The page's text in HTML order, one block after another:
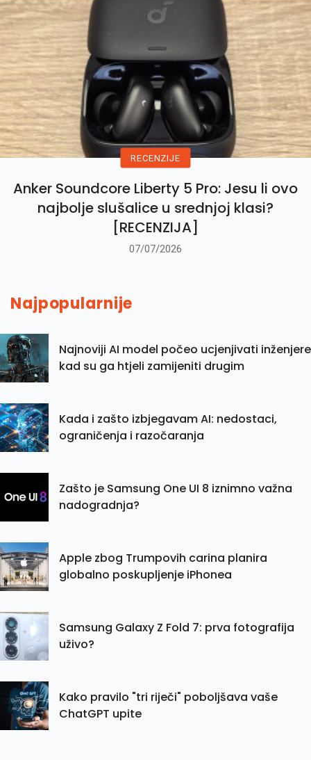
RECENZIJE
Anker Soundcore Liberty 5 Pro: Jesu li ovo
najbolje slušalice u srednjoj klasi?
[RECENZIJA]
07/07/2026
Najpopularnije
Najnoviji AI model počeo ucjenjivati inženjere
kad su ga htjeli zamijeniti drugim
Kada i zašto izbjegavam AI: nedostaci,
ograničenja i razočaranja
Zašto je Samsung One UI 8 iznimno važna
nadogradnja?
Apple zbog Trumpovih carina planira
globalno poskupljenje iPhonea
Samsung Galaxy Z Fold 7: prva fotografija
uživo?
Kako pravilo "tri riječi" poboljšava vaše
ChatGPT upite